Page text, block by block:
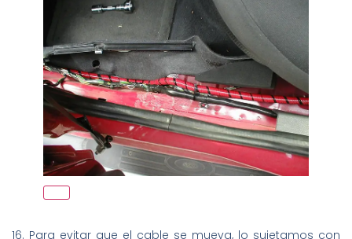
16. Para evitar que el cable se mueva, lo sujetamos con